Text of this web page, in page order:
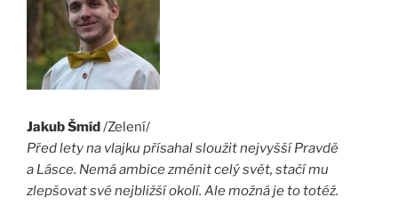
Jakub Šmíd/Zelení/
Před lety na vlajku přísahal sloužit nejvyšší Pravdě
a Lásce. Nemá ambice změnit celý svět, stačí mu
zlepšovat své nejbližší okolí. Ale možná je to totéž.